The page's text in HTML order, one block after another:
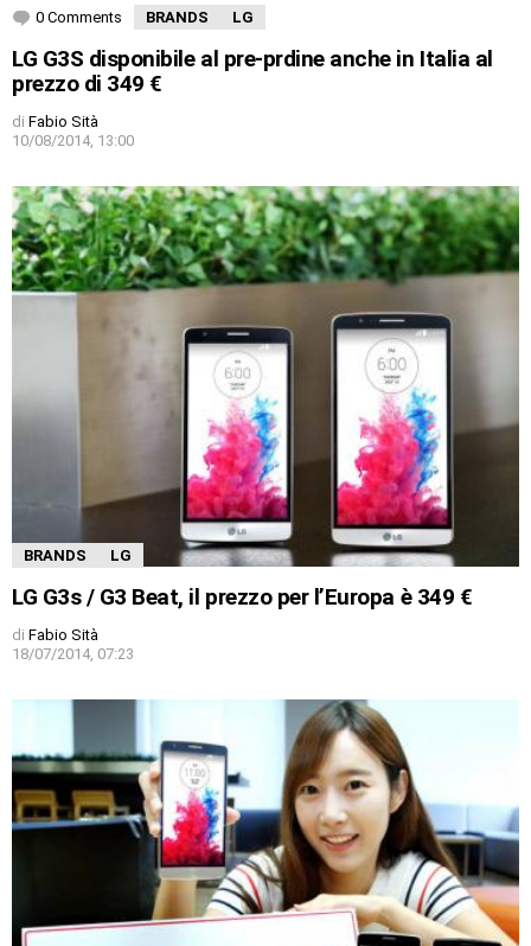
0 Comments BRANDS LG
LG G3S disponibile al pre-prdine anche in Italia al
prezzo di 349 €
di Fabio Sità
10/08/2014, 13:00
BRANDS LG
LG G3s / G3 Beat, il prezzo per l’Europa è 349 €
di Fabio Sità
18/07/2014, 07:23